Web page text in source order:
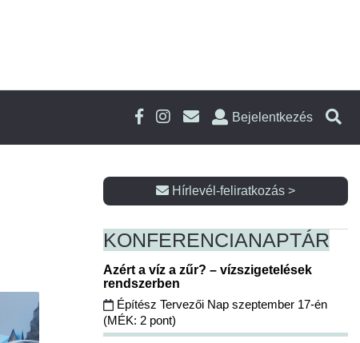
Bejelentkezés
Hírlevél-feliratkozás >
KONFERENCIANAPTÁR
Azért a víz a zűr? – vízszigetelések
rendszerben
Építész Tervezői Nap szeptember 17-én
(MÉK: 2 pont)